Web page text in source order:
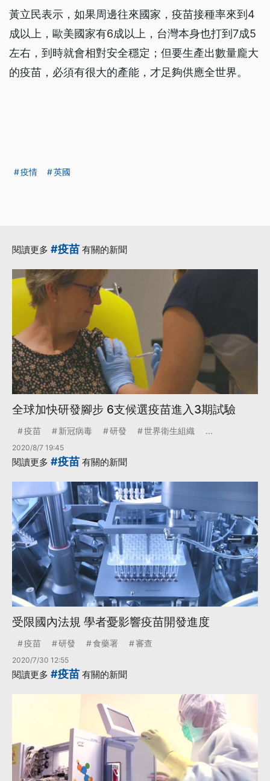
黃立民表示，如果周邊往來國家，疫苗接種率來到4
成以上，歐美國家有6成以上，台灣本身也打到7成5
左右，到時就會相對安全穩定；但要生產出數量龐大
的疫苗，必須有很大的產能，才足夠供應全世界。
疫情 英國
閱讀更多 #疫苗 有關的新聞
全球加快研發腳步 6支候選疫苗進入3期試驗
疫苗 新冠病毒 研發 世界衛生組織 ...
2020/8/7 19:45
閱讀更多 #疫苗 有關的新聞
受限國內法規 學者憂影響疫苗開發進度
疫苗 研發 食藥署 審查
2020/7/30 12:55
閱讀更多 #疫苗 有關的新聞